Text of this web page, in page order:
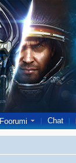
Foorumi Chat